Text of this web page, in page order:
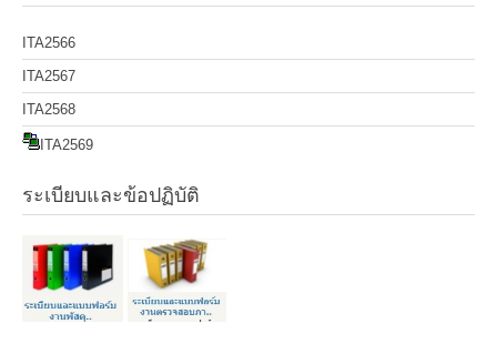
ITA2566
ITA2567
ITA2568
ITA2569
ระเบียบและข้อปฏิบัติ